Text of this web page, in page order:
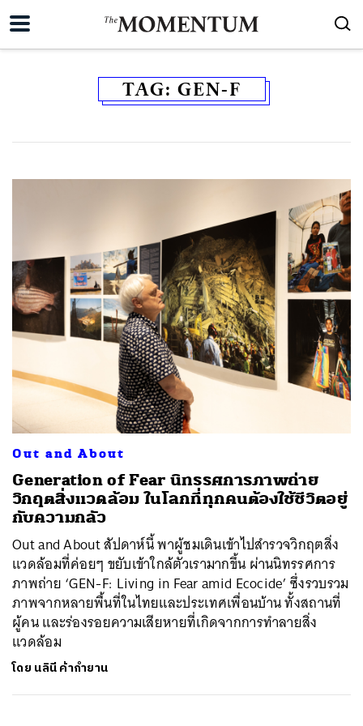
TAG: GEN-F
Out and About
Generation of Fear นิทรรศการภาพถ่าย
วิกฤตสิ่งแวดล้อม ในโลกที่ทุกคนต้องใช้ชีวิตอยู่
กับความกลัว
Out and About สัปดาห์นี้ พาผู้ชมเดินเข้าไปสำรวจวิกฤตสิ่ง
แวดล้อมที่ค่อยๆ ขยับเข้าใกล้ตัวเรามากขึ้น ผ่านนิทรรศการ
ภาพถ่าย ‘GEN-F: Living in Fear amid Ecocide’ ซึ่งรวบรวม
ภาพจากหลายพื้นที่ในไทยและประเทศเพื่อนบ้าน ทั้งสถานที่
ผู้คน และร่องรอยความเสียหายที่เกิดจากการทำลายสิ่ง
แวดล้อม
โดย นลินี ค้ากำยาน
ค้นหา
SHARE